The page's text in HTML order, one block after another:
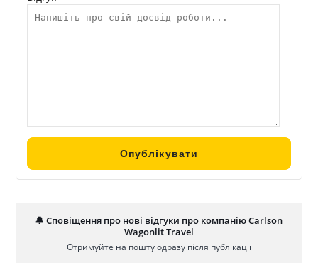
🔔 Сповіщення про нові відгуки про компанію Carlson
Wagonlit Travel
Отримуйте на пошту одразу після публікації